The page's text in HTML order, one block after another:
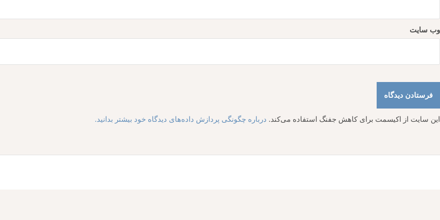
وب‌ سایت
این سایت از اکیسمت برای کاهش جفنگ استفاده می‌کند. درباره چگونگی پردازش داده‌های دیدگاه خود بیشتر بدانید.